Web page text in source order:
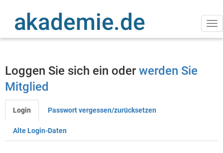
Inhalt
Loggen Sie sich ein oder werden Sie
Mitglied
Primäre
Reiter
Login Passwort vergessen/zurücksetzen
Alte Login-Daten